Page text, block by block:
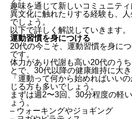
趣味を通じて新しいコミュニテ
異文化に触れたりする経験も、
でしょう。
以下で詳しく解説していきます。
運動習慣を身につける
20代の今こそ、運動習慣を身に
です。
体力があり代謝も高い20代のう
とで、30代以降の健康維持に大
「運動って何から始めればいい
じる方も多いでしょう。
まずは週2〜3回、30分程度の軽
ょう。
– ウォーキングやジョギング